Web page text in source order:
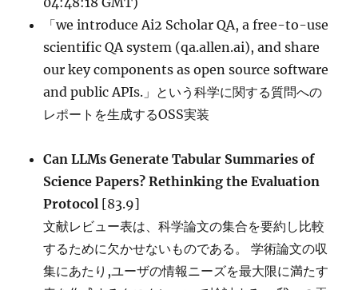
「we introduce Ai2 Scholar QA, a free-to-use
scientific QA system (qa.allen.ai), and share
our key components as open source software
and public APIs.」という科学に関する質問への
レポートを生成するOSS実装
Can LLMs Generate Tabular Summaries of
Science Papers? Rethinking the Evaluation
Protocol [83.9]
文献レビュー表は、科学論文の集合を要約し比較
するために欠かせないものである。 学術論文の収
集にあたり,ユーザの情報ニーズを最大限に満たす